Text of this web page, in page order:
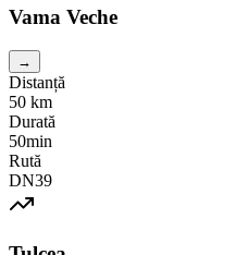
Vama Veche
→
Distanță
50 km
Durată
50min
Rută
DN39